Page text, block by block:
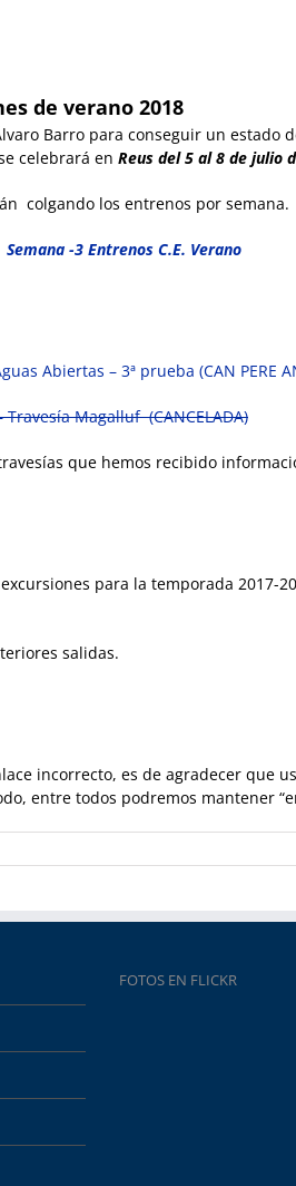
de verano 2018
Barro para conseguir un estado
celebrará en Reus del 5 al 8 de julio
colgando los entrenos por semana.
Semana -3 Entrenos C.E. Verano
Abiertas – 3ª prueba (CAN PERE
Magalluf (CANCELADA)
que hemos recibido
para la temporada 2017-
salidas.
incorrecto, es de agradecer que
entre todos podremos mantener
FOTOS EN FLICKR